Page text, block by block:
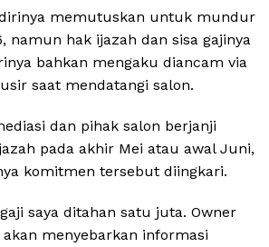
memutuskan untuk mundur
namun hak ijazah dan sisa gajinya
bahkan mengaku diancam via
saat mendatangi salon.
dan pihak salon berjanji
pada akhir Mei atau awal Juni,
komitmen tersebut diingkari.
saya ditahan satu juta. Owner
menyebarkan informasi